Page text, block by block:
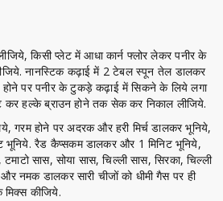
किसी प्लेट में आधा कार्न फ्लोर लेकर पनीर के
नानस्टिक कढ़ाई में 2 टेबल स्पून तेल डालकर
होने पर पनीर के टुकड़े कढ़ाई में सिकने के लिये लगा
हल्के ब्राउन होने तक सेक कर निकाल लीजिये.
गरम होने पर अदरक और हरी मिर्च डालकर भूनिये,
भूनिये. रैड कैप्सकम डालकर और 1 मिनिट भूनिये,
सास, सोया सास, चिल्ली सास, सिरका, चिल्ली
नमक डालकर सारी चीजों को धीमी गैस पर ही
कीजिये.